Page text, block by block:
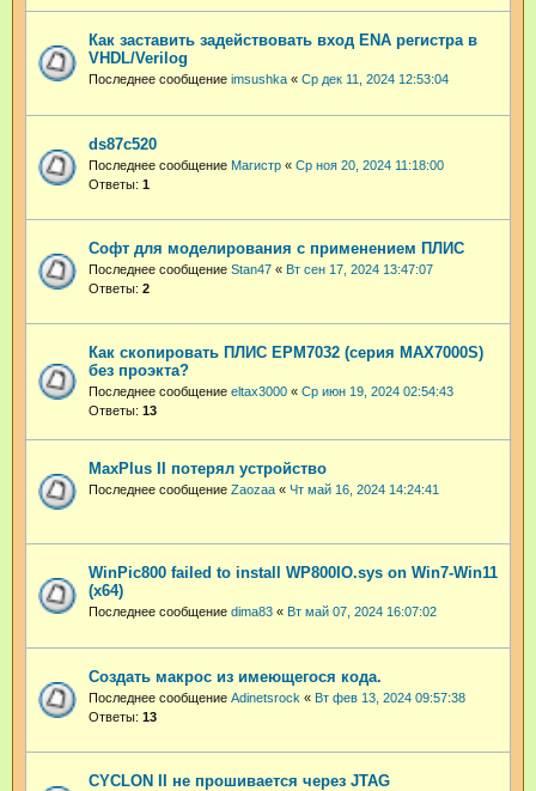
Как заставить задействовать вход ENA регистра в
VHDL/Verilog
Последнее сообщение imsushka « Ср дек 11, 2024 12:53:04
ds87c520
Последнее сообщение Магистр « Ср ноя 20, 2024 11:18:00
Ответы: 1
Софт для моделирования с применением ПЛИС
Последнее сообщение Stan47 « Вт сен 17, 2024 13:47:07
Ответы: 2
Как скопировать ПЛИС EPM7032 (серия MAX7000S)
без проэкта?
Последнее сообщение eltax3000 « Ср июн 19, 2024 02:54:43
Ответы: 13
MaxPlus II потерял устройство
Последнее сообщение Zaozaa « Чт май 16, 2024 14:24:41
WinPic800 failed to install WP800IO.sys on Win7-Win11
(x64)
Последнее сообщение dima83 « Вт май 07, 2024 16:07:02
Создать макрос из имеющегося кода.
Последнее сообщение Adinetsrock « Вт фев 13, 2024 09:57:38
Ответы: 13
CYCLON II не прошивается через JTAG